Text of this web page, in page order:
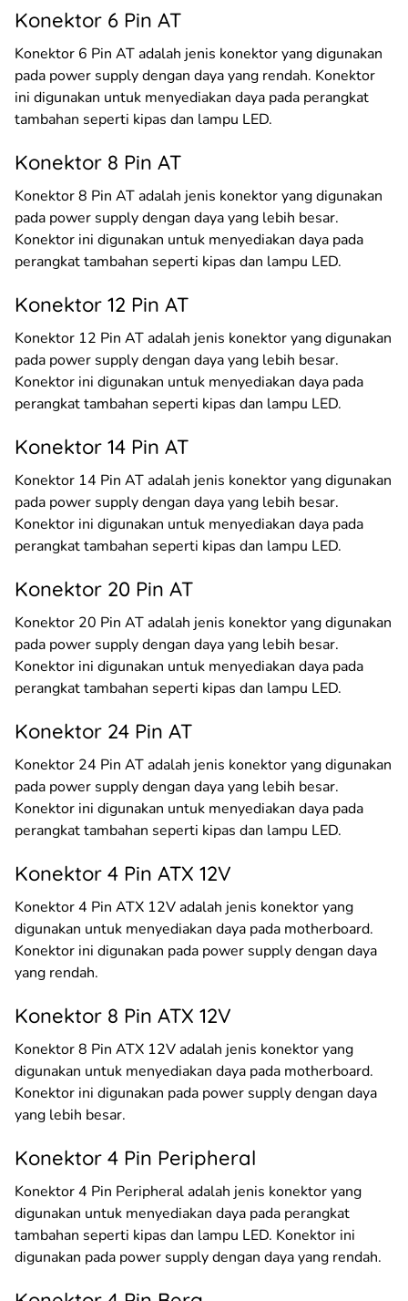
Konektor 6 Pin AT
Konektor 6 Pin AT adalah jenis konektor yang digunakan
pada power supply dengan daya yang rendah. Konektor
ini digunakan untuk menyediakan daya pada perangkat
tambahan seperti kipas dan lampu LED.
Konektor 8 Pin AT
Konektor 8 Pin AT adalah jenis konektor yang digunakan
pada power supply dengan daya yang lebih besar.
Konektor ini digunakan untuk menyediakan daya pada
perangkat tambahan seperti kipas dan lampu LED.
Konektor 12 Pin AT
Konektor 12 Pin AT adalah jenis konektor yang digunakan
pada power supply dengan daya yang lebih besar.
Konektor ini digunakan untuk menyediakan daya pada
perangkat tambahan seperti kipas dan lampu LED.
Konektor 14 Pin AT
Konektor 14 Pin AT adalah jenis konektor yang digunakan
pada power supply dengan daya yang lebih besar.
Konektor ini digunakan untuk menyediakan daya pada
perangkat tambahan seperti kipas dan lampu LED.
Konektor 20 Pin AT
Konektor 20 Pin AT adalah jenis konektor yang digunakan
pada power supply dengan daya yang lebih besar.
Konektor ini digunakan untuk menyediakan daya pada
perangkat tambahan seperti kipas dan lampu LED.
Konektor 24 Pin AT
Konektor 24 Pin AT adalah jenis konektor yang digunakan
pada power supply dengan daya yang lebih besar.
Konektor ini digunakan untuk menyediakan daya pada
perangkat tambahan seperti kipas dan lampu LED.
Konektor 4 Pin ATX 12V
Konektor 4 Pin ATX 12V adalah jenis konektor yang
digunakan untuk menyediakan daya pada motherboard.
Konektor ini digunakan pada power supply dengan daya
yang rendah.
Konektor 8 Pin ATX 12V
Konektor 8 Pin ATX 12V adalah jenis konektor yang
digunakan untuk menyediakan daya pada motherboard.
Konektor ini digunakan pada power supply dengan daya
yang lebih besar.
Konektor 4 Pin Peripheral
Konektor 4 Pin Peripheral adalah jenis konektor yang
digunakan untuk menyediakan daya pada perangkat
tambahan seperti kipas dan lampu LED. Konektor ini
digunakan pada power supply dengan daya yang rendah.